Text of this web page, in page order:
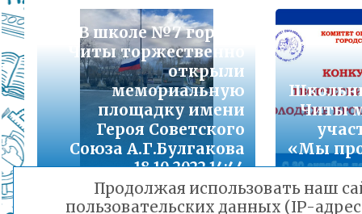
Подробнее...
«Горячая линия» для сообщения
находящихся в социально опасной
Подробнее...
Телефон горячей линии по вопросам
проведения государственной итоговой
образовательным программам основного
образования и среднего общего
Подробнее...
В школе №7 города
Читы торжественно
открыли
мемориальную
площадку имени
Героя Советского
Союза А.Г.Булгакова
18.10.2022 14:44
Читы
«Мы
Продолжая использовать наш
пользовательских данных (IP-